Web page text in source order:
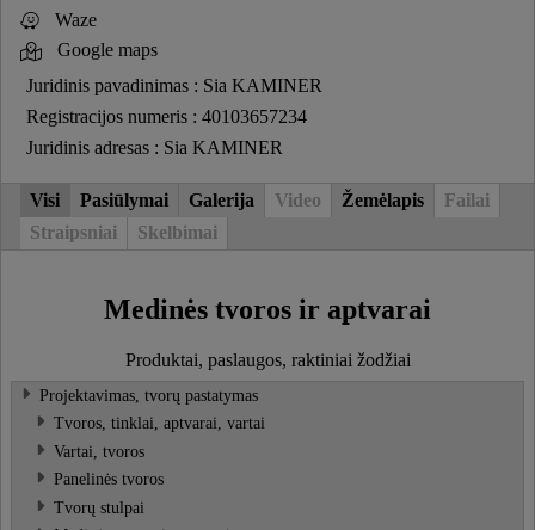
Waze
Google maps
Juridinis pavadinimas : Sia KAMINER
Registracijos numeris : 40103657234
Juridinis adresas : Sia KAMINER
Visi Pasiūlymai Galerija Video Žemėlapis
Failai
Straipsniai
Skelbimai
Medinės tvoros ir aptvarai
Produktai, paslaugos, raktiniai žodžiai
Projektavimas, tvorų pastatymas
Tvoros, tinklai, aptvarai, vartai
Vartai, tvoros
Panelinės tvoros
Tvorų stulpai